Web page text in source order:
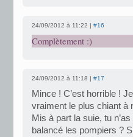
24/09/2012 à 11:22 | #16
Complètement :)
24/09/2012 à 11:18 | #17
Mince ! C’est horrible !
vraiment le plus chiant à
Mis à part la suie, tu
balancé les pompiers ?